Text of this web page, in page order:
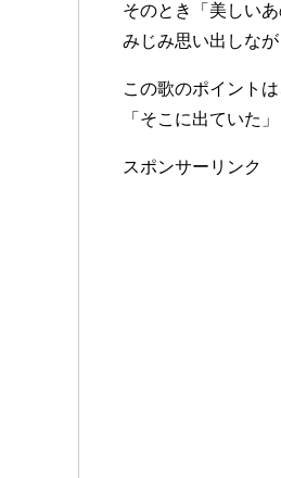
そのとき「美しい
みじみ思い出しなが
この歌のポイント
「そこに出ていた
スポンサーリンク